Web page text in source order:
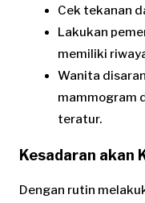
Cek tekanan
Lakukan
memiliki
Wanita
mammogram
teratur.
Kesadaran akan
Dengan rutin